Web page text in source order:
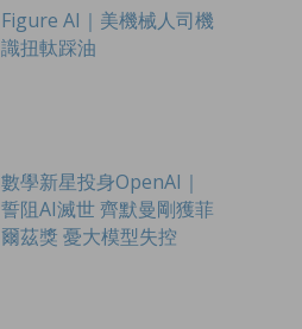
Figure AI｜美機械人司機
識扭軚踩油
數學新星投身OpenAI｜
誓阻AI滅世 齊默曼剛獲菲
爾茲獎 憂大模型失控